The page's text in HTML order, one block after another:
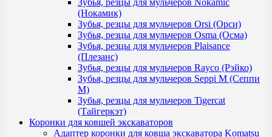
Зубья, резцы для мульчеров Nokamic
(Нокамик)
Зубья, резцы для мульчеров Orsi (Орси)
Зубья, резцы для мульчеров Osma (Осма)
Зубья, резцы для мульчеров Plaisance
(Плезанс)
Зубья, резцы для мульчеров Rayco (Рэйко)
Зубья, резцы для мульчеров Seppi M (Сеппи
М)
Зубья, резцы для мульчеров Tigercat
(Тайгеркэт)
Коронки для ковшей экскаваторов
Адаптер коронки для ковша экскаватора Komatsu